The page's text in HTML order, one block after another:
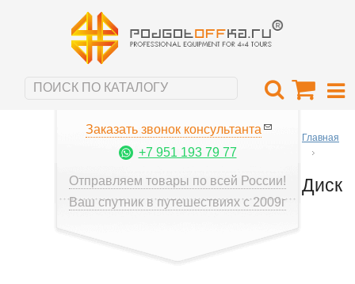
Заказать звонок консультанта
+7 951 193 79 77
Отправляем товары по всей России!
Ваш спутник в путешествиях с 2009г
Главная
Диск